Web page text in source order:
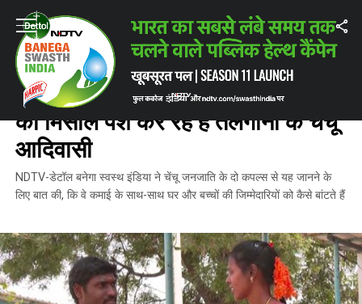
Home / कोई पीछे नहीं रहेगा जेंडर इक्वलिटी और महिला सशक्तिकरण की मिसाल
कोई पीछे नहीं रहेगा
जेंडर इक्वलिटी और महिला सशक्तिकरण
की मिसाल पेश कर रहे हैं तेलंगाना के चेंचू
आदिवासी
NDTV-डेटॉल बनेगा स्वस्थ इंडिया ने चेंचू जनजाति के दो कपल्स से यह जानने के
लिए बात की, कि वे कमाई के साथ-साथ घर और बच्चों की जिम्मेदारियों को कैसे बांटते हैं